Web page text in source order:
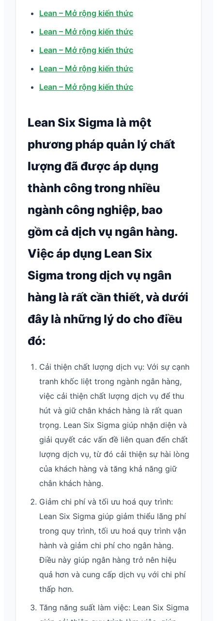
Lean – Mở rộng kiến thức
Lean – Mở rộng kiến thức
Lean – Mở rộng kiến thức
Lean – Mở rộng kiến thức
Lean – Mở rộng kiến thức
Lean Six Sigma là một
phương pháp quản lý chất
lượng đã được áp dụng
thành công trong nhiều
ngành công nghiệp, bao
gồm cả dịch vụ ngân hàng.
Việc áp dụng Lean Six
Sigma trong dịch vụ ngân
hàng là rất cần thiết, và dưới
đây là những lý do cho điều
đó:
Cải thiện chất lượng dịch vụ: Với sự cạnh
tranh khốc liệt trong ngành ngân hàng,
việc cải thiện chất lượng dịch vụ để thu
hút và giữ chân khách hàng là rất quan
trọng. Lean Six Sigma giúp nhận diện và
giải quyết các vấn đề liên quan đến chất
lượng dịch vụ, từ đó cải thiện sự hài lòng
của khách hàng và tăng khả năng giữ
chân khách hàng.
Giảm chi phí và tối ưu hoá quy trình:
Lean Six Sigma giúp giảm thiểu lãng phí
trong quy trình, tối ưu hoá quy trình vận
hành và giảm chi phí cho ngân hàng.
Điều này giúp ngân hàng trở nên hiệu
quả hơn và cung cấp dịch vụ với chi phí
thấp hơn.
Tăng năng suất làm việc: Lean Six Sigma